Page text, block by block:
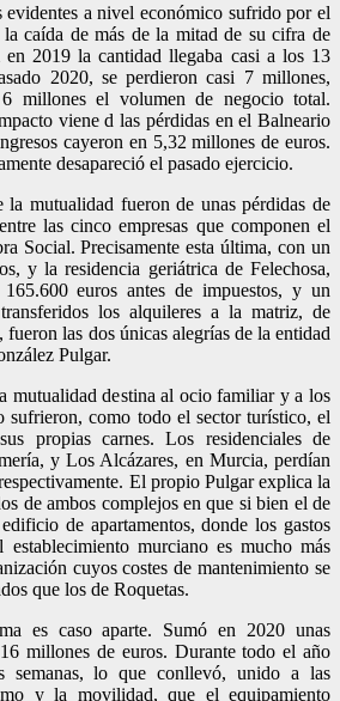
evidentes a nivel económico sufrido por el
caída de más de la mitad de su cifra de
2019 la cantidad llegaba casi a los 13
2020, se perdieron casi 7 millones,
6 millones el volumen de negocio total.
viene d las pérdidas en el Balneario
cayeron en 5,32 millones de euros.
desapareció el pasado ejercicio.
la mutualidad fueron de unas pérdidas de
las cinco empresas que componen el
Social. Precisamente esta última, con un
y la residencia geriátrica de Felechosa,
euros antes de impuestos, y un
los alquileres a la matriz, de
las dos únicas alegrías de la entidad
Pulgar.
mutualidad destina al ocio familiar y a los
sufrieron, como todo el sector turístico, el
propias carnes. Los residenciales de
y Los Alcázares, en Murcia, perdían
El propio Pulgar explica la
de ambos complejos en que si bien el de
de apartamentos, donde los gastos
establecimiento murciano es mucho más
cuyos costes de mantenimiento se
que los de Roquetas.
es caso aparte. Sumó en 2020 unas
millones de euros. Durante todo el año
semanas, lo que conllevó, unido a las
y la movilidad, que el equipamiento